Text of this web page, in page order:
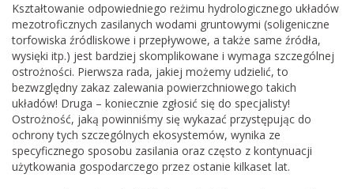
Kształtowanie odpowiedniego reżimu hydrologicznego układów
mezotroficznych zasilanych wodami gruntowymi (soligeniczne
torfowiska źródliskowe i przepływowe, a także same źródła,
wysięki itp.) jest bardziej skomplikowane i wymaga szczególnej
ostrożności. Pierwsza rada, jakiej możemy udzielić, to
bezwzględny zakaz zalewania powierzchniowego takich
układów! Druga – koniecznie zgłosić się do specjalisty!
Ostrożność, jaką powinniśmy się wykazać przystępując do
ochrony tych szczególnych ekosystemów, wynika ze
specyficznego sposobu zasilania oraz często z kontynuacji
użytkowania gospodarczego przez ostanie kilkaset lat.